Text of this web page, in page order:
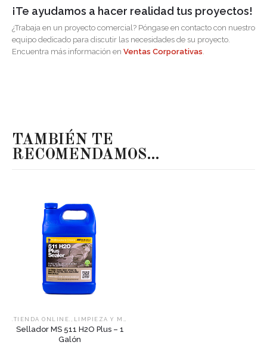
¡Te ayudamos a hacer realidad tus proyectos!
¿Trabaja en un proyecto comercial? Póngase en contacto con nuestro
equipo dedicado para discutir las necesidades de su proyecto.
Encuentra más información en Ventas Corporativas.
TAMBIÉN TE
RECOMENDAMOS…
.TIENDA ONLINE. LIMPIEZA Y MANTENIMIENTO
Sellador MS 511 H2O Plus – 1
Galón